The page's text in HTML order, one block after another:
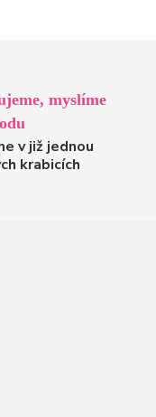
myslíme
v již jednou
krabicích